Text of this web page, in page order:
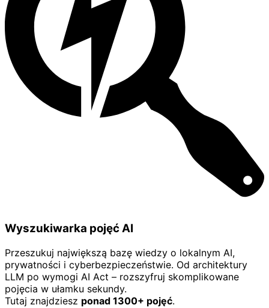
Wyszukiwarka pojęć AI
Przeszukuj największą bazę wiedzy o lokalnym AI,
prywatności i cyberbezpieczeństwie. Od architektury
LLM po wymogi AI Act – rozszyfruj skomplikowane
pojęcia w ułamku sekundy.
Tutaj znajdziesz ponad 1300+ pojęć.